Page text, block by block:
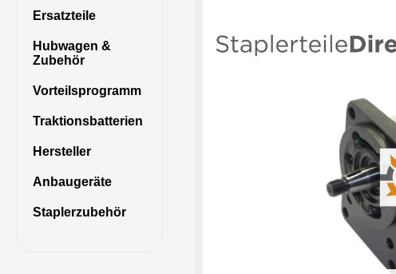
Ersatzteile
Hubwagen &
Zubehör
Vorteilsprogramm
Traktionsbatterien
Hersteller
Anbaugeräte
Staplerzubehör